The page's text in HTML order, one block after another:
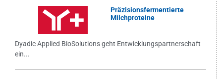
Präzisionsfermentierte
Milchproteine
Dyadic Applied BioSolutions geht Entwicklungspartnerschaft
ein...